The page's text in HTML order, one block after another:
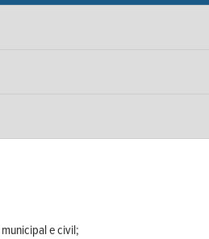
e civil;